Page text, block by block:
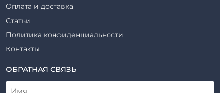
Фундаменты железобетонные
Шахты лифтов железобетонные
Шпалы железобетонные
Элементы благоустройства
Трубы асбоцементные
Приставки железобетонные (пасынки) Серия 3.407-57 и
ТПР
Шифр
Рабочие чертежи
ВСН
ТУ
Альбом
Оплата и доставка
Статьи
Политика конфиденциальности
Контакты
ОБРАТНАЯ СВЯЗЬ